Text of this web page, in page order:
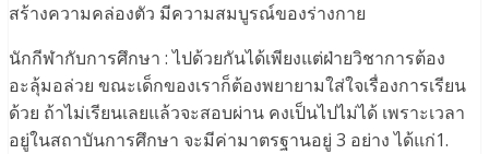
สร้างความคล่องตัว มีความสมบูรณ์ของร่างกาย
นักกีฬากับการศึกษา : ไปด้วยกันได้เพียงแต่ฝ่ายวิชาการต้อง
อะลุ้มอล่วย ขณะเด็กของเราก็ต้องพยายามใส่ใจเรื่องการเรียน
ด้วย ถ้าไม่เรียนเลยแล้วจะสอบผ่าน คงเป็นไปไม่ได้ เพราะเวลา
อยู่ในสถาบันการศึกษา จะมีค่ามาตรฐานอยู่ 3 อย่าง ได้แก่1.